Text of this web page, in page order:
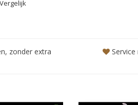
Vergelijk
zonder extra